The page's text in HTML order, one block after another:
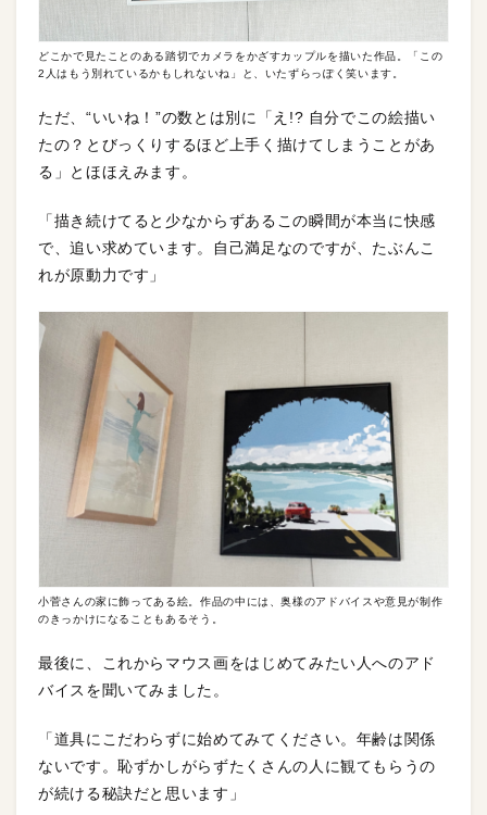
どこかで見たことのある踏切でカメラをかざすカップルを描いた作品。「この
2人はもう別れているかもしれないね」と、いたずらっぽく笑います。
ただ、“いいね！”の数とは別に「え!? 自分でこの絵描い
たの？とびっくりするほど上手く描けてしまうことがあ
る」とほほえみます。
「描き続けてると少なからずあるこの瞬間が本当に快感
で、追い求めています。自己満足なのですが、たぶんこ
れが原動力です」
小菅さんの家に飾ってある絵。作品の中には、奥様のアドバイスや意見が制作
のきっかけになることもあるそう。
最後に、これからマウス画をはじめてみたい人へのアド
バイスを聞いてみました。
「道具にこだわらずに始めてみてください。年齢は関係
ないです。恥ずかしがらずたくさんの人に観てもらうの
が続ける秘訣だと思います」